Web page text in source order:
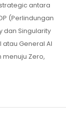
antara
(Perlindungan
dan Singularity
General AI
Zero,